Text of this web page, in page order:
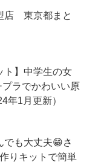
店 東京都まと
ト】中学生の女
ラでかわいい原
年1月更新）
でも大丈夫😁さ
りキットで簡単